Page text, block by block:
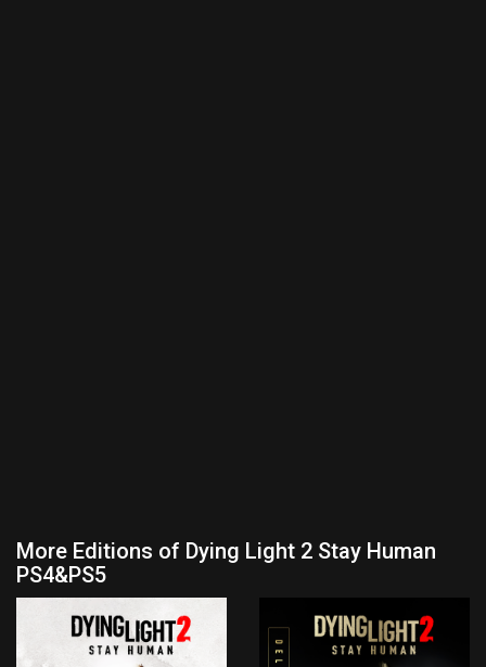
More Editions of Dying Light 2 Stay Human
PS4&PS5